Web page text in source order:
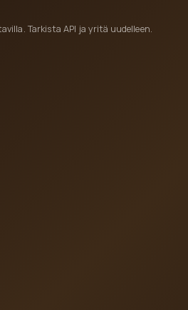
Tarkista API ja yritä uudelleen.